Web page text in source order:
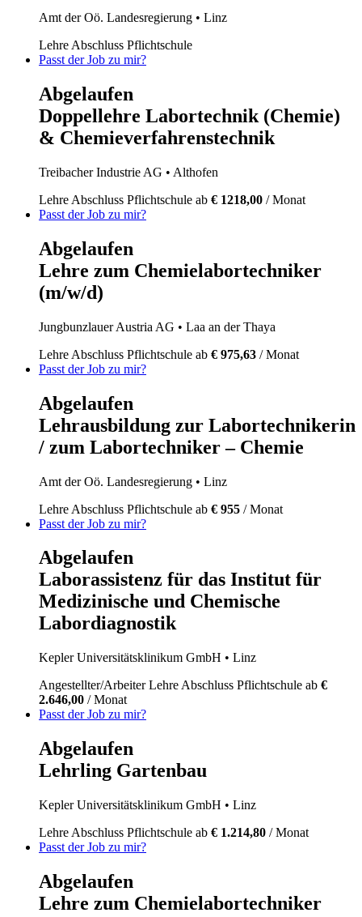
Amt der Oö. Landesregierung • Linz
Lehre Abschluss Pflichtschule
Passt der Job zu mir?
Abgelaufen
Doppellehre Labortechnik (Chemie)
& Chemieverfahrenstechnik
Treibacher Industrie AG • Althofen
Lehre Abschluss Pflichtschule ab € 1218,00 / Monat
Passt der Job zu mir?
Abgelaufen
Lehre zum Chemielabortechniker
(m/w/d)
Jungbunzlauer Austria AG • Laa an der Thaya
Lehre Abschluss Pflichtschule ab € 975,63 / Monat
Passt der Job zu mir?
Abgelaufen
Lehrausbildung zur Labortechnikerin
/ zum Labortechniker – Chemie
Amt der Oö. Landesregierung • Linz
Lehre Abschluss Pflichtschule ab € 955 / Monat
Passt der Job zu mir?
Abgelaufen
Laborassistenz für das Institut für
Medizinische und Chemische
Labordiagnostik
Kepler Universitätsklinikum GmbH • Linz
Angestellter/ArbeiterLehre Abschluss Pflichtschule ab €
2.646,00 / Monat
Passt der Job zu mir?
Abgelaufen
Lehrling Gartenbau
Kepler Universitätsklinikum GmbH • Linz
Lehre Abschluss Pflichtschule ab € 1.214,80 / Monat
Passt der Job zu mir?
Abgelaufen
Lehre zum Chemielabortechniker